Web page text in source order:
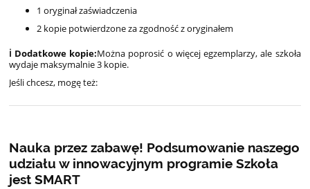
1 oryginał zaświadczenia
2 kopie potwierdzone za zgodność z oryginałem
ℹ️ Dodatkowe kopie:Można poprosić o więcej egzemplarzy, ale szkoła
wydaje maksymalnie 3 kopie.
Jeśli chcesz, mogę też:
Nauka przez zabawę! Podsumowanie naszego
udziału w innowacyjnym programie Szkoła
jest SMART